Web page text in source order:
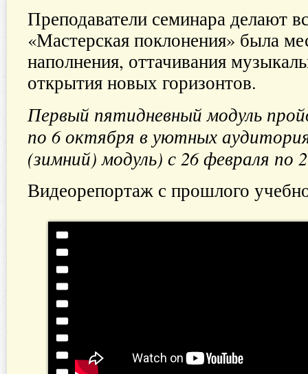
Преподаватели семинара делают
«Мастерская поклонения» была
наполнения, оттачивания
открытия новых горизонтов.
Первый пятидневный модуль
по 6 октября в уютных
(зимний) модуль) с 26 февраля по
Видеорепортаж с прошлого